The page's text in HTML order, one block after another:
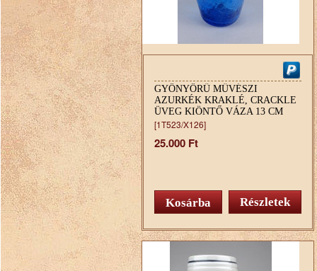
GYÖNYÖRŰ MŰVÉSZI
AZURKÉK KRAKLÉ, CRACKLE
ÜVEG KIÖNTŐ VÁZA 13 CM
[1T523/X126]
25.000 Ft
Részletek